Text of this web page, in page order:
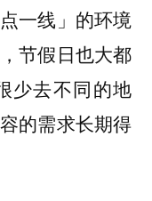
一线」的环境
节假日也大都
少去不同的地
的需求长期得